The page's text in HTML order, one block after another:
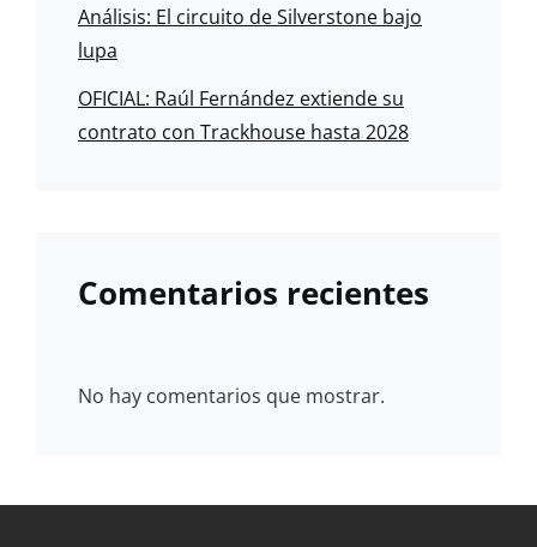
Análisis: El circuito de Silverstone bajo
lupa
OFICIAL: Raúl Fernández extiende su
contrato con Trackhouse hasta 2028
Comentarios recientes
No hay comentarios que mostrar.